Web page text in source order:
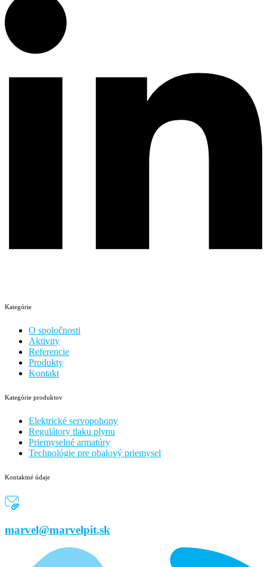
Kategórie
O spoločnosti
Aktivity
Referencie
Produkty
Kontakt
Kategórie produktov
Elektrické servopohony
Regulátory tlaku plynu
Priemyselné armatúry
Technológie pre obalový priemysel
Kontaktné údaje
marvel@marvelpit.sk